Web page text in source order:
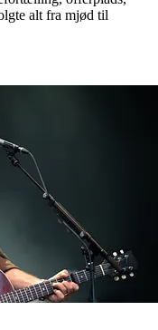
alt fra mjød til